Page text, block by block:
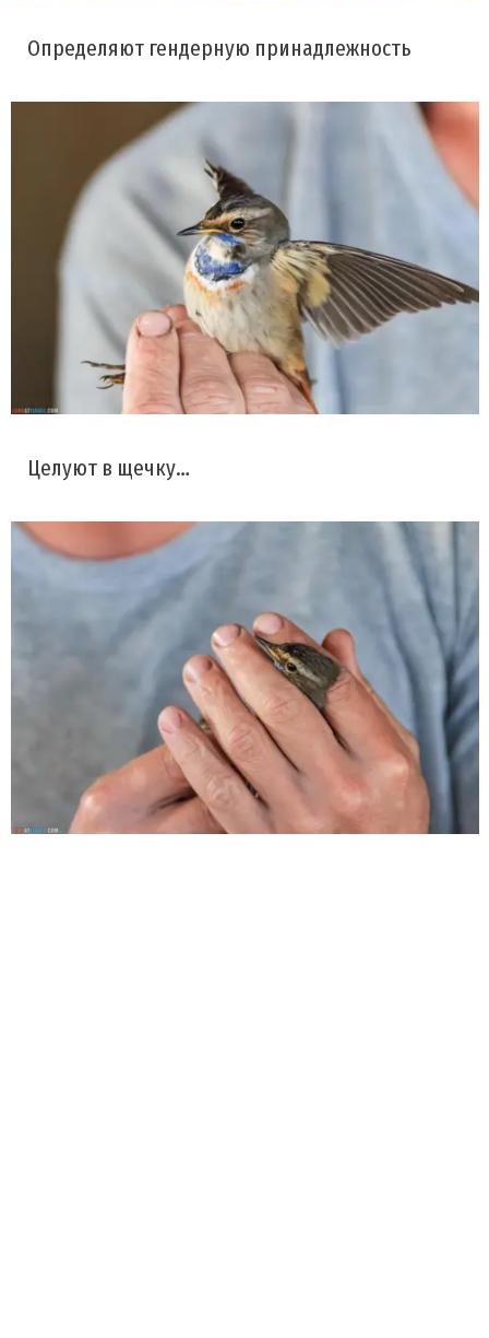
Определяют гендерную принадлежность
Целуют в щечку…